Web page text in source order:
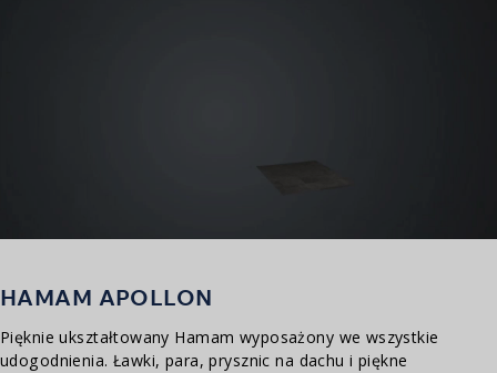
HAMAM APOLLON
Pięknie ukształtowany Hamam wyposażony we wszystkie
udogodnienia. Ławki, para, prysznic na dachu i piękne